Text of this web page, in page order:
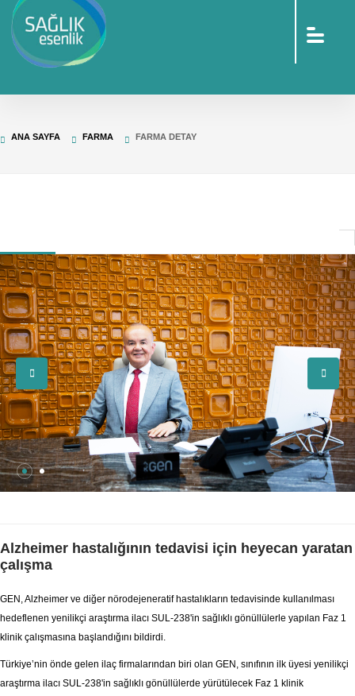
ANA SAYFA FARMA FARMA DETAY
Alzheimer hastalığının tedavisi için heyecan yaratan
çalışma
GEN, Alzheimer ve diğer nörodejeneratif hastalıkların tedavisinde kullanılması
hedeflenen yenilikçi araştırma ilacı SUL-238'in sağlıklı gönüllülerle yapılan Faz 1
klinik çalışmasına başlandığını bildirdi.
Türkiye’nin önde gelen ilaç firmalarından biri olan GEN, sınıfının ilk üyesi yenilikçi
araştırma ilacı SUL-238'in sağlıklı gönüllülerde yürütülecek Faz 1 klinik
sohbet
elektronik